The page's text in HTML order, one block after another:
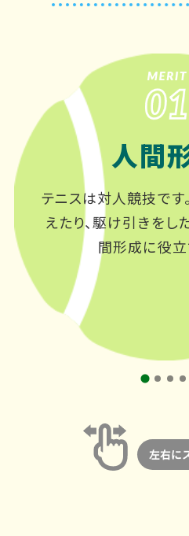
人間
テニスは対人競技です
えたり、駆け引きをし
間形成に役立